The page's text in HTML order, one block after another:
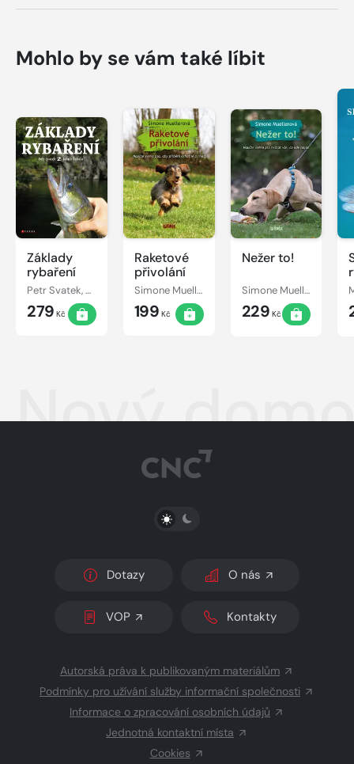
Mohlo by se vám také líbit
Základy
rybaření
Petr Svatek, Jakub Šabata
279 Kč
Raketové
přivolání
Simone Muellerová
199 Kč
Nežer to!
Simone Muellerová
229 Kč
Nový
PŘEPNOUT SVĚTLÝ/TMAVÝ REŽIM
Dotazy O nás
VOP Kontakty
Autorská práva k publikovaným materiálům
Podmínky pro užívání služby informační společnosti
Informace o zpracování osobních údajů
Jednotná kontaktní místa
Cookies